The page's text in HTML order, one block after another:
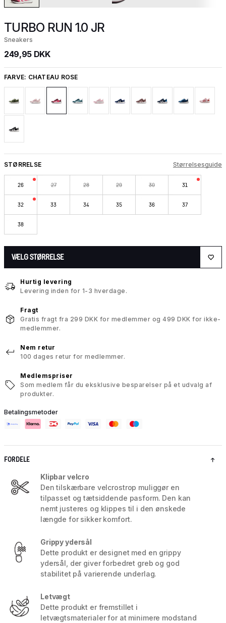
TURBO RUN 1.0 JR
Sneakers
249,95 DKK
FARVE: CHATEAU ROSE
STØRRELSE Størrelsesguide
26 27 28 29 30 31
32 33 34 35 36 37
38
VÆLG STØRRELSE
Hurtig levering
Levering inden for 1-3 hverdage.
Fragt
Gratis fragt fra 299 DKK for medlemmer og 499 DKK for ikke-
medlemmer.
Nem retur
100 dages retur for medlemmer.
Medlemspriser
Som medlem får du eksklusive besparelser på et udvalg af
produkter.
Betalingsmetoder
FORDELE
Klipbar velcro
Den tilskærbare velcrostrop muliggør en
tilpasset og tætsiddende pasform. Den kan
nemt justeres og klippes til i den ønskede
længde for sikker komfort.
Grippy ydersål
Dette produkt er designet med en grippy
ydersål, der giver forbedret greb og god
stabilitet på varierende underlag.
Letvægt
Dette produkt er fremstillet i
letvægtsmaterialer for at minimere modstand